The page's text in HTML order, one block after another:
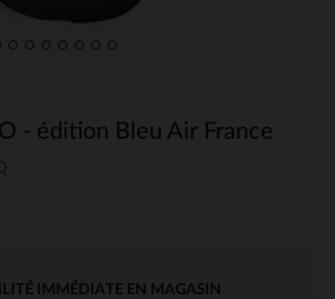
- édition Bleu Air France
IMMÉDIATE EN MAGASIN